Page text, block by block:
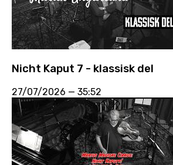
Nicht Kaput 7 - klassisk del
27/07/2026 — 35:52